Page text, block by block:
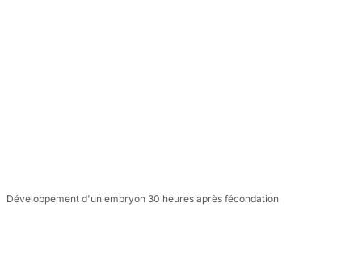
Développement d'un embryon 30 heures après fécondation